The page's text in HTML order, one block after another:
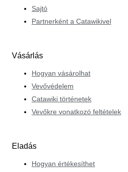
Sajtó
Partnerként a Catawikivel
Vásárlás
Hogyan vásárolhat
Vevővédelem
Catawiki történetek
Vevőkre vonatkozó feltételek
Eladás
Hogyan értékesíthet